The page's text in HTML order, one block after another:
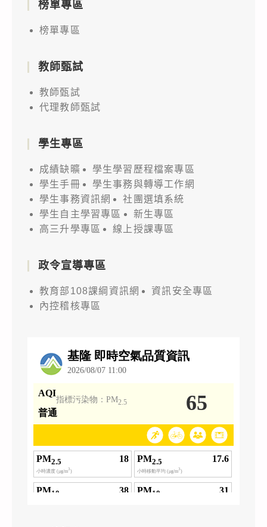
榜單專區
榜單專區
教師甄試
教師甄試
代理教師甄試
學生專區
成績缺曠
學生學習歷程檔案專區
學生手冊
學生事務與轉導工作網
學生事務資訊網
社團選填系統
學生自主學習專區
新生專區
高三升學專區
線上授課專區
政令宣導專區
教育部108課綱資訊網
資訊安全專區
內控稽核專區